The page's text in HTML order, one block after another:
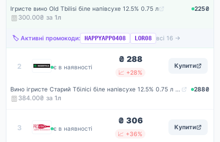
Ігристе вино Old Tbilisi біле напівсухе 12.5% 0.75 л
225₴
300.00₴ за 1л
🏷️ Активні промокоди: HAPPYAPP0408 LOR08 всі 16 →
2 Rozetka
є в наявності
₴ 288
📈 +28%
Купити
Вино ігристе Старий Тбілісі біле напівсухе 12.5% ​​0.75 л (4860004071019)
288₴
384.00₴ за 1л
3 ProVino
є в наявності
₴ 306
📈 +36%
Купити